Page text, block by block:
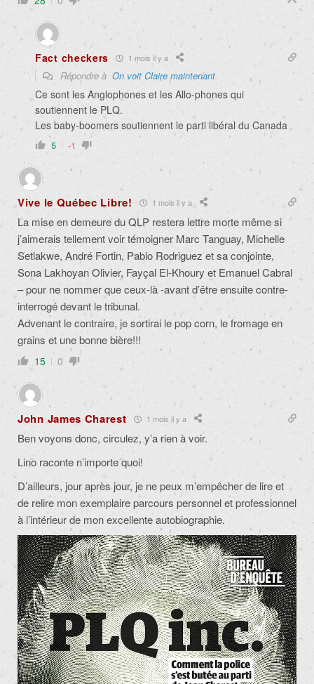
Fact checkers 1 mois il y a
Répondre à On voit Claire maintenant
Ce sont les Anglophones et les Allo-phones qui
soutiennent le PLQ.
Les baby-boomers soutiennent le parti libéral du Canada
5 -1
Vive le Québec Libre! 1 mois il y a
La mise en demeure du QLP restera lettre morte même si
j’aimerais tellement voir témoigner Marc Tanguay, Michelle
Setlakwe, André Fortin, Pablo Rodriguez et sa conjointe,
Sona Lakhoyan Olivier, Fayçal El-Khoury et Emanuel Cabral
– pour ne nommer que ceux-là -avant d’être ensuite contre-
interrogé devant le tribunal.
Advenant le contraire, je sortirai le pop corn, le fromage en
grains et une bonne bière!!!
15 0
John James Charest 1 mois il y a
Ben voyons donc, circulez, y’a rien à voir.
Lino raconte n’importe quoi!
D’ailleurs, jour après jour, je ne peux m’empêcher de lire et
de relire mon exemplaire parcours personnel et professionnel
à l’intérieur de mon excellente autobiographie.